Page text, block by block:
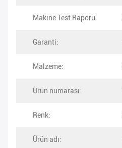
Makine Test Raporu:
Garanti:
Malzeme:
Ürün numarası:
Renk:
Ürün adı: